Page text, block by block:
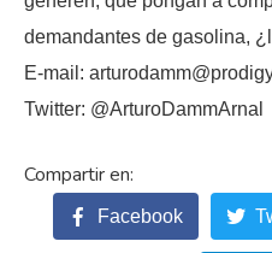
demandantes de gasolina,
E-mail:
Twitter: @ArturoDammArnal
Facebook